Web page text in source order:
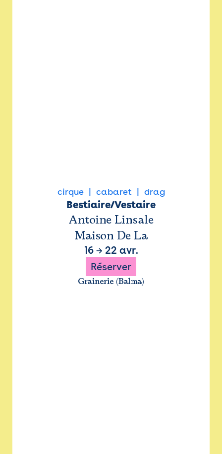
cirque cabaret drag
Bestiaire/Vestaire
Antoine Linsale
Maison De La
16→ 22 avr.
Réserver
Grainerie (Balma)